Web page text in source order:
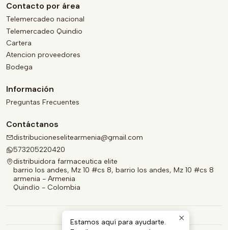
Contacto por área
Telemercadeo nacional
Telemercadeo Quindio
Cartera
Atencion proveedores
Bodega
Información
Preguntas Frecuentes
Contáctanos
distribucioneselitearmenia@gmail.com
573205220420
distribuidora farmaceutica elite
barrio los andes, Mz 10 #cs 8, barrio los andes, Mz 10 #cs 8
armenia - Armenia
Quindío - Colombia
Estamos aquí para ayudarte.